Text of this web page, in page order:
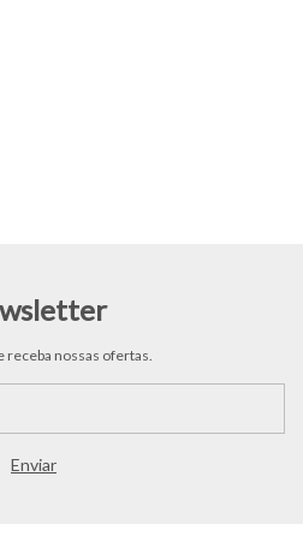
receba nossas ofertas.